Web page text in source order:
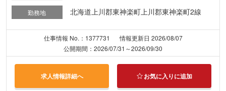
勤務地 北海道上川郡東神楽町上川郡東神楽町2線
仕事情報 No.：1377731
情報更新日 2026/08/07
公開期間：2026/07/31～2026/09/30
求人情報詳細へ お気に入りに追加